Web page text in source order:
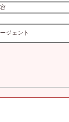
ジェント